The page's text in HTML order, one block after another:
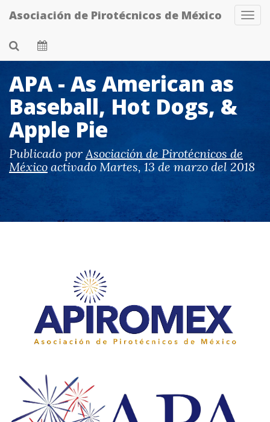
Skip
to
main
content
Asociación de Pirotécnicos de México
APA - As American as
Baseball, Hot Dogs, &
Apple Pie
Publicado porAsociación de Pirotécnicos de
México activado Martes, 13 de marzo del 2018